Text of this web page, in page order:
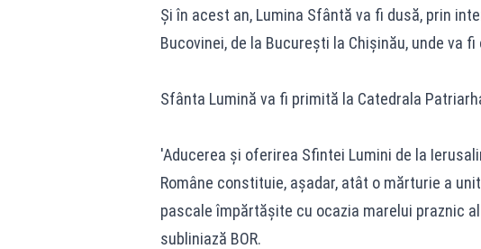
Și în acest an, Lumina Sfântă va fi dusă, prin
Bucovinei, de la București la Chișinău, unde va
Sfânta Lumină va fi primită la Catedrala
'Aducerea și oferirea Sfintei Lumini de la
Române constituie, așadar, atât o mărturie a
pascale împărtășite cu ocazia marelui praznic
subliniază BOR.